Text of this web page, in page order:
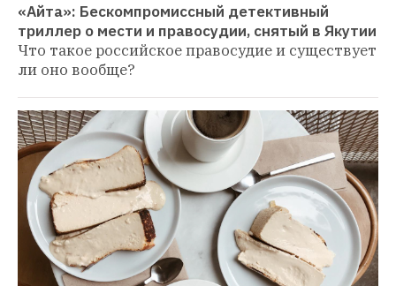
«Айта»: Бескомпромиссный детективный
триллер о мести и правосудии, снятый в Якутии
Что такое российское правосудие и существует
ли оно вообще?